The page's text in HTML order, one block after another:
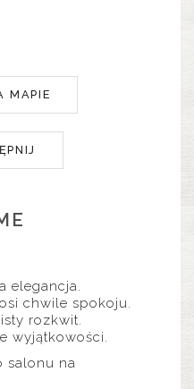
MAPIE
elegancja.
chwile spokoju.
rozkwit.
wyjątkowości.
salonu na